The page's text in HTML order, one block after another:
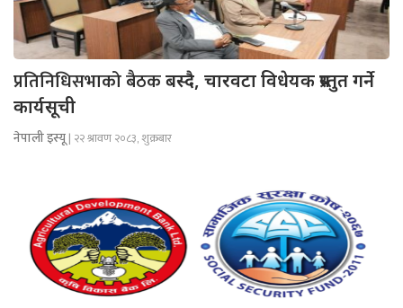
प्रतिनिधिसभाको बैठकबस्दै, चारवटा विधेयक प्रस्तुत गर्ने
कार्यसूची
नेपाली इस्यू| २२ श्रावण २०८३, शुक्रबार